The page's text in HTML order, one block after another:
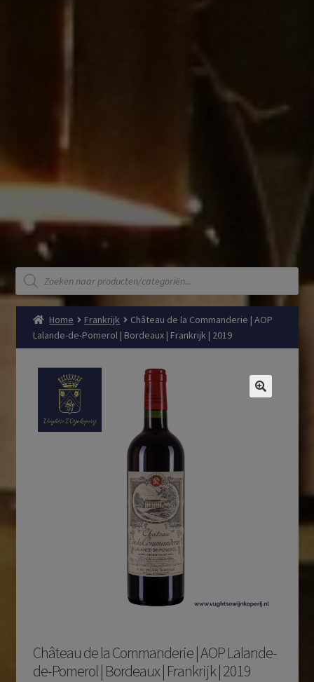
Producten
zoeken
Home Frankrijk
Château de la Commanderie | AOP
Lalande-de-Pomerol | Bordeaux | Frankrijk | 2019
Château de la Commanderie | AOP Lalande-
de-Pomerol | Bordeaux | Frankrijk | 2019